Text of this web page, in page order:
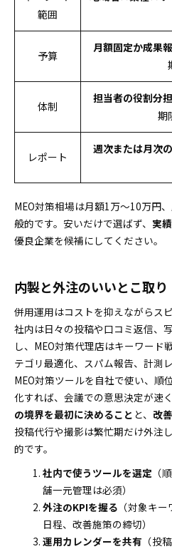
範囲
予算
月額固定か成果
体制
担当者の役割分担
期
レポート
週次または月次
MEO対策相場は月額1万〜10万円
般的です。安いだけで選ばず、 実
優良企業を候補にしてください。
内製と外注のいいとこ取
併用運用はコストを抑えながらス
社内は日々の投稿や口コミ返信、
し、MEO対策代理店はキーワード
テゴリ最適化、スパム報告、計測
MEO対策ツールを自社で使い、順
化すれば、会議での意思決定が速
の境界を最初に決めること と、 改
投稿代行や撮影は繁忙期だけ外注
的です。
社内で使うツールを選定 （
舗一元管理は必須）
外注のKPIを握る （対象キ
日程、改善施策の締切）
運用カレンダーを共有 （投